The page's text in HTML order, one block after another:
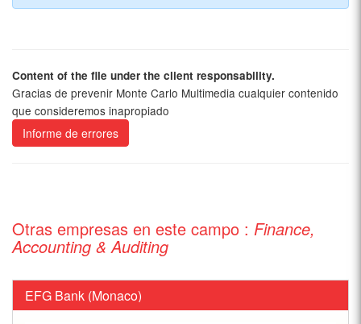
Content of the file under the client responsability.
Gracias de prevenir Monte Carlo Multimedia cualquier contenido
que consideremos inapropiado
Informe de errores
Otras empresas en este campo : Finance,
Accounting & Auditing
EFG Bank (Monaco)